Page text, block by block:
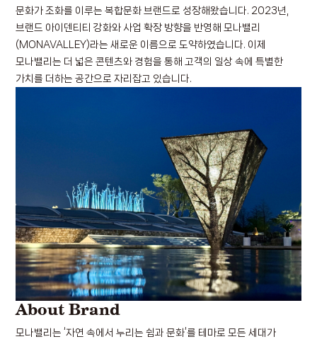
문화가 조화를 이루는 복합문화 브랜드로 성장해왔습니다. 2023년,
브랜드 아이덴티티 강화와 사업 확장 방향을 반영해 모나밸리
(MONAVALLEY)라는 새로운 이름으로 도약하였습니다. 이제
모나밸리는 더 넓은 콘텐츠와 경험을 통해 고객의 일상 속에 특별한
가치를 더하는 공간으로 자리잡고 있습니다.
About Brand
모나밸리는 ‘자연 속에서 누리는 쉼과 문화’를 테마로 모든 세대가